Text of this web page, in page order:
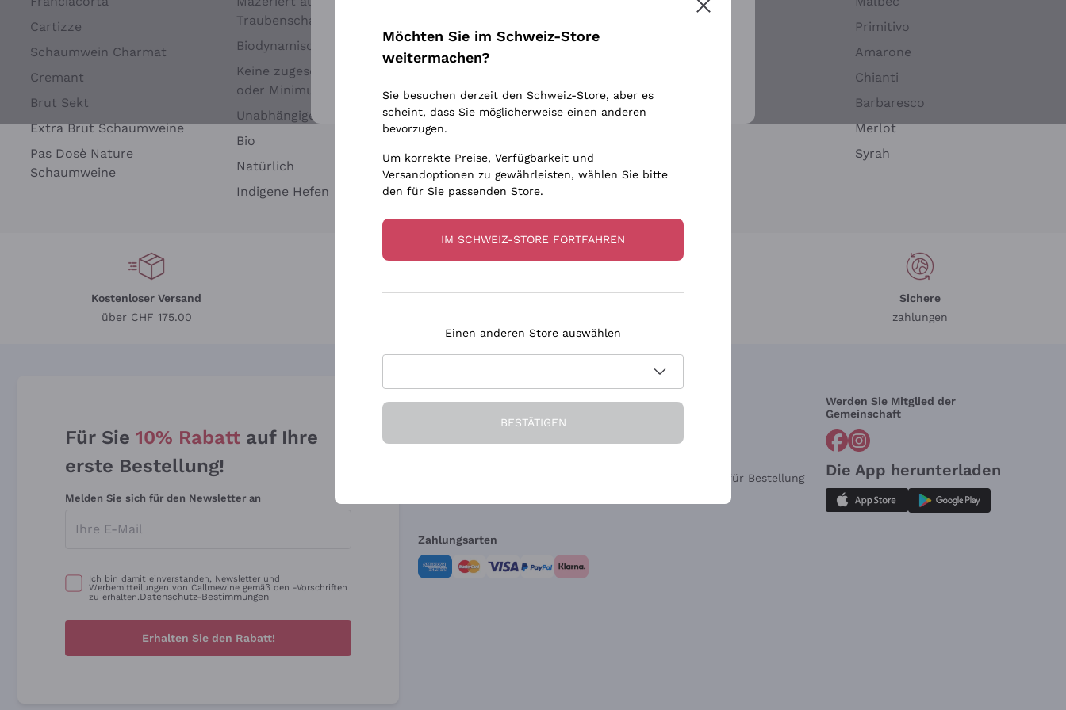
Cartizze
Schaumwein Charmat
Cremant
Brut Sekt
Extra Brut Schaumweine
Pas Dosè Nature
Schaumweine
Traubenschalen
Biodynamisch
Keine zugesetzten Sulfite
oder Minimum
Unabhängige Weinbauern
Bio
Natürlich
Indigene Hefen
Biondi Santi
Argiolas
Zenato
Ca' dei Frati
Chardonnay
Primitivo
Amarone
Chianti
Barbaresco
Merlot
Syrah
Kostenloser Versand
über CHF 175.00
Sichere
zahlungen
Für Sie 10% Rabatt auf Ihre
erste Bestellung!
Melden Sie sich für den Newsletter an
Ich bin damit einverstanden, Newsletter und
Werbemitteilungen von Callmewine gemäß den -Vorschriften
zu erhalten.Datenschutz-Bestimmungen
Erhalten Sie den Rabatt!
Die Firma Brauchen Sie Hilfe?
Widerrufsformular für Bestellung
Werden Sie Mitglied der
Gemeinschaft
Die App herunterladen
Zahlungsarten
Weitere Informationen finden Sie in unserem Datenschutz-Bestimmungen
Möchten Sie im Schweiz-Store
weitermachen?
Sie besuchen derzeit den Schweiz-Store, aber es
scheint, dass Sie möglicherweise einen anderen
bevorzugen.
Um korrekte Preise, Verfügbarkeit und
Versandoptionen zu gewährleisten, wählen Sie bitte
den für Sie passenden Store.
IM SCHWEIZ-STORE FORTFAHREN
Einen anderen Store auswählen
BESTÄTIGEN